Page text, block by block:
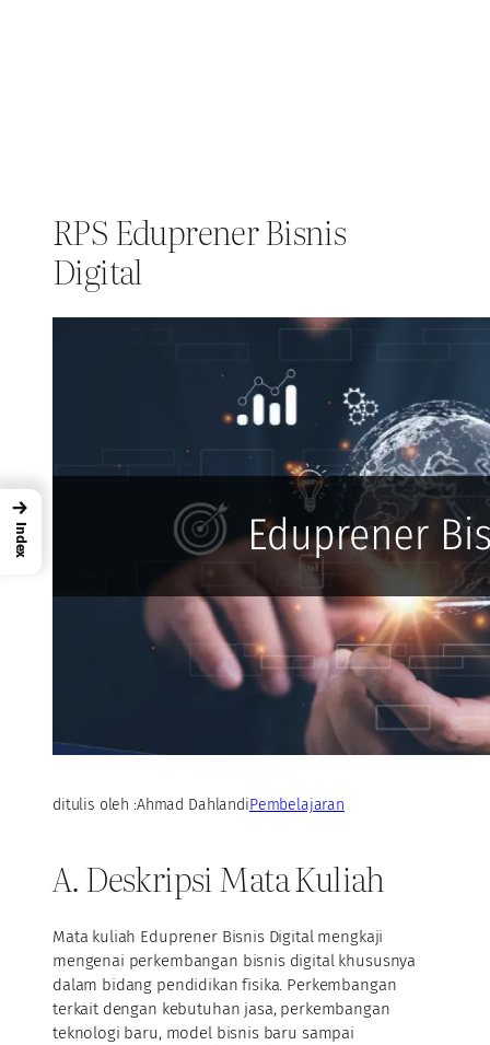
RPS Eduprener Bisnis
Digital
ditulis oleh :Ahmad DahlandiPembelajaran
A. Deskripsi Mata Kuliah
Mata kuliah Eduprener Bisnis Digital mengkaji
mengenai perkembangan bisnis digital khususnya
dalam bidang pendidikan fisika. Perkembangan
terkait dengan kebutuhan jasa, perkembangan
teknologi baru, model bisnis baru sampai
→
Index